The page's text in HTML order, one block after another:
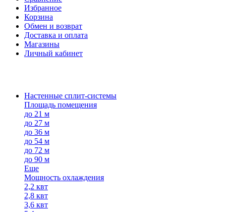
Избранное
Корзина
Обмен и возврат
Доставка и оплата
Магазины
Личный кабинет
Настенные сплит-системы
Площадь помещения
до 21 м
до 27 м
до 36 м
до 54 м
до 72 м
до 90 м
Еще
Мощность охлаждения
2,2 квт
2,8 квт
3,6 квт